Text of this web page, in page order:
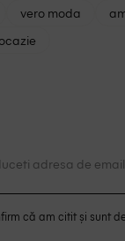
vero moda
că am citit și sunt